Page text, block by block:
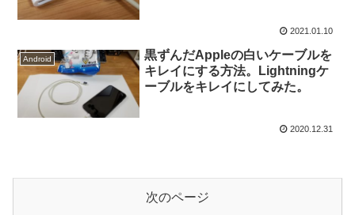
2021.01.10
Android
黒ずんだAppleの白いケーブルを
キレイにする方法。Lightningケ
ーブルをキレイにしてみた。
2020.12.31
次のページ